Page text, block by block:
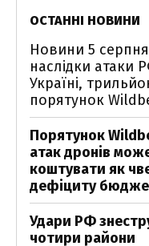
ОСТАННІ НОВИНИ
Новини 5
наслідки атаки
Україні,
порятунок
Порятунок
атак дронів
коштувати як
дефіциту
Удари РФ
чотири райони